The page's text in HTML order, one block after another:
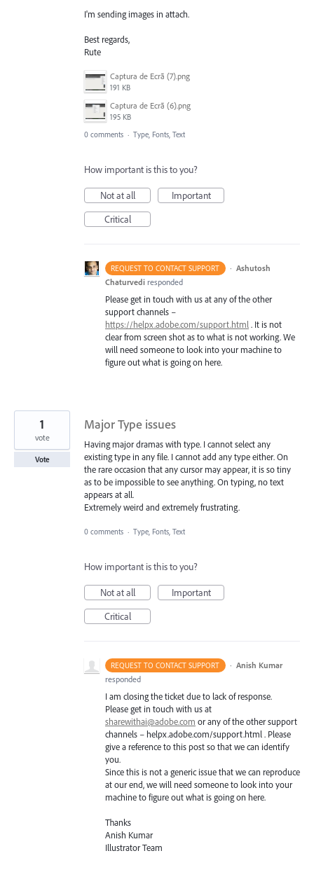
I'm sending images in attach.
Best regards,
Rute
Captura de Ecrã (7).png
191 KB
Captura de Ecrã (6).png
195 KB
0 comments · Type, Fonts, Text
How important is this to you?
Not at all
Important
Critical
REQUEST TO CONTACT SUPPORT · Ashutosh
Chaturvedi responded
Please get in touch with us at any of the other
support channels –
https://helpx.adobe.com/support.html. It is not
clear from screen shot as to what is not working. We
will need someone to look into your machine to
figure out what is going on here.
Major Type issues
Having major dramas with type. I cannot select any
existing type in any file. I cannot add any type either. On
the rare occasion that any cursor may appear, it is so tiny
as to be impossible to see anything. On typing, no text
appears at all.
Extremely weird and extremely frustrating.
1
vote
Vote
0 comments · Type, Fonts, Text
How important is this to you?
Not at all
Important
Critical
REQUEST TO CONTACT SUPPORT · Anish Kumar
responded
I am closing the ticket due to lack of response.
Please get in touch with us at
sharewithai@adobe.com or any of the other support
channels – helpx.adobe.com/support.html . Please
give a reference to this post so that we can identify
you.
Since this is not a generic issue that we can reproduce
at our end, we will need someone to look into your
machine to figure out what is going on here.
Thanks
Anish Kumar
Illustrator Team